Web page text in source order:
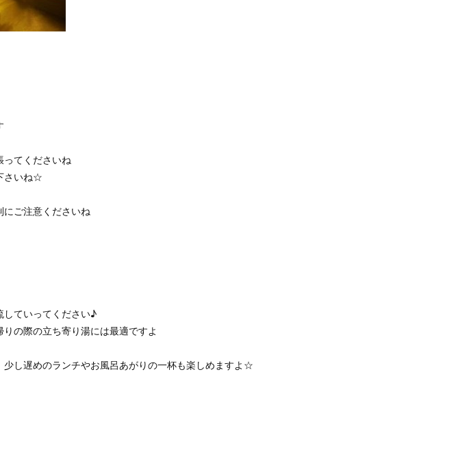
てくださいね
さいね☆
ご注意くださいね
ていってください♪
の際の立ち寄り湯には最適ですよ
し遅めのランチやお風呂あがりの一杯も楽しめますよ☆